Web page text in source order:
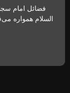
فضائل امام
السلام همواره